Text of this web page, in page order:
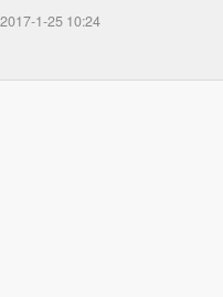
1-25 10:24